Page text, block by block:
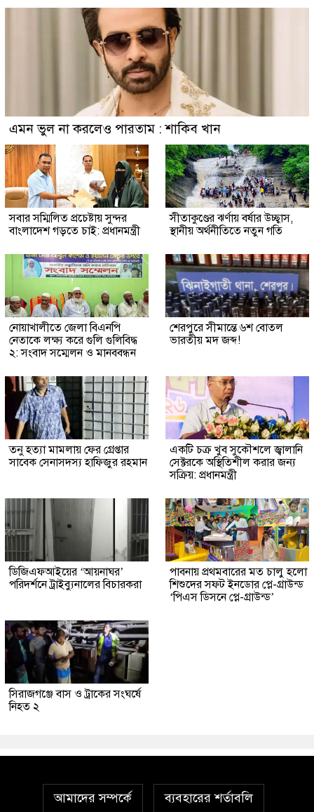
এমন ভুল না করলেও পারতাম : শাকিব খান
সবার সম্মিলিত প্রচেষ্টায় সুন্দর
বাংলাদেশ গড়তে চাই: প্রধানমন্ত্রী
সীতাকুণ্ডের ঝর্ণায় বর্ষার উচ্ছ্বাস,
স্থানীয় অর্থনীতিতে নতুন গতি
নোয়াখালীতে জেলা বিএনপি
নেতাকে লক্ষ্য করে গুলি গুলিবিদ্ধ
২: সংবাদ সম্মেলন ও মানববন্ধন
শেরপুরে সীমান্তে ৬শ বোতল
ভারতীয় মদ জব্দ!
তনু হত্যা মামলায় ফের গ্রেপ্তার
সাবেক সেনাসদস্য হাফিজুর রহমান
একটি চক্র খুব সুকৌশলে জ্বালানি
সেক্টরকে অস্থিতিশীল করার জন্য
সক্রিয়: প্রধানমন্ত্রী
ডিজিএফআইয়ের ‘আয়নাঘর’
পরিদর্শনে ট্রাইব্যুনালের বিচারকরা
পাবনায় প্রথমবারের মত চালু হলো
শিশুদের সফট ইনডোর প্লে-গ্রাউন্ড
‘পিএস ডিসনে প্লে-গ্রাউন্ড’
সিরাজগঞ্জে বাস ও ট্রাকের সংঘর্ষে
নিহত ২
আমাদের সম্পর্কে ব্যবহারের শর্তাবলি